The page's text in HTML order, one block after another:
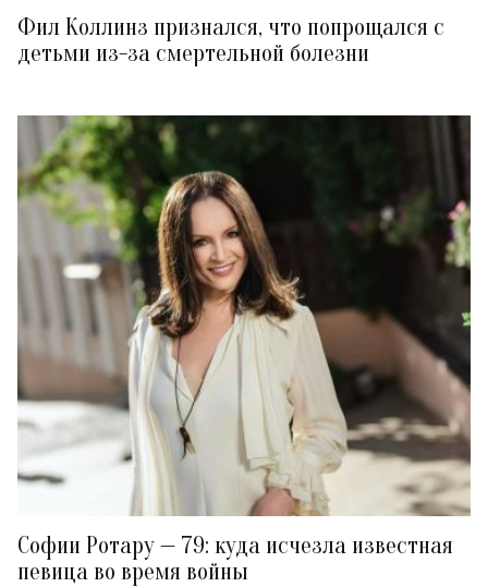
Фил Коллинз признался, что попрощался с
детьми из-за смертельной болезни
Софии Ротару — 79: куда исчезла известная
певица во время войны